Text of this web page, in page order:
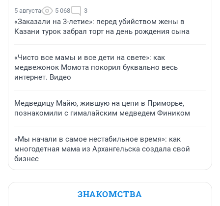
5 августа 5 068 3
«Заказали на 3-летие»: перед убийством жены в
Казани турок забрал торт на день рождения сына
«Чисто все мамы и все дети на свете»: как
медвежонок Момота покорил буквально весь
интернет. Видео
Медведицу Майю, жившую на цепи в Приморье,
познакомили с гималайским медведем Фиником
«Мы начали в самое нестабильное время»: как
многодетная мама из Архангельска создала свой
бизнес
ЗНАКОМСТВА